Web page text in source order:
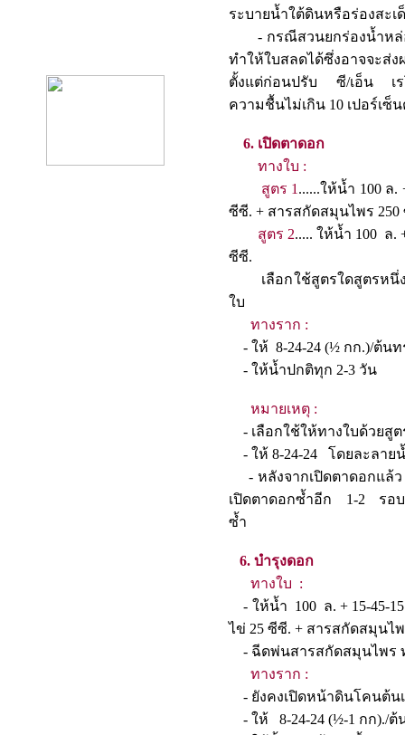
ระบายน้ำใต้ดินหรือร่อ
- กรณีสวนยกร่องน้ำหล่อต้
ทำให้ใบสลดได้ซึ่งอาจจะส่
ตั้งแต่ก่อนปรับ ซี/เอ็น เร
ความชื้นไม่เกิน 10 เปอร์เซ็
6. เปิดตาดอก
ทางใบ :
สูตร 1 ......ให้น้ำ 100 ล
ซีซี. + สารสกัดสมุนไพร 250
สูตร 2..... ให้น้ำ 100 ล.
ซีซี.
เลือกใช้สูตรใดสูตรหนึ่ง
ใบ
ทางราก :
- ให้ 8-24-24 (½ กก
- ให้น้ำปกติทุก 2-3
หมายเหตุ :
- เลือกใช้ให้ทางใบด้วยสู
- ให้ 8-24-24 โดยละลาย
- หลังจากเปิดตาดอกแล้
เปิดตาดอกซ้ำอีก 1-2 รอ
ซ้ำ
6. บำรุงดอก
ทางใบ :
- ให้น้ำ 100 ล. + 15-45-
ไข่ 25 ซีซี. + สารสกัดส
- ฉีดพ่นสารสกัดสมุ
ทางราก :
- ยังคงเปิดหน้าดิน
- ให้ 8-24-24 (½-1 กก